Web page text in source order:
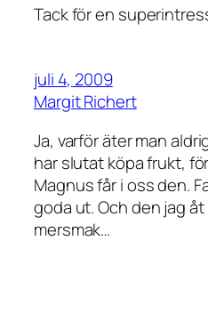
Tack för en
juli 4, 2009
Margit Richert
Ja, varför äter man
har slutat köpa frukt,
Magnus får i oss den.
goda ut. Och den jag
mersmak…